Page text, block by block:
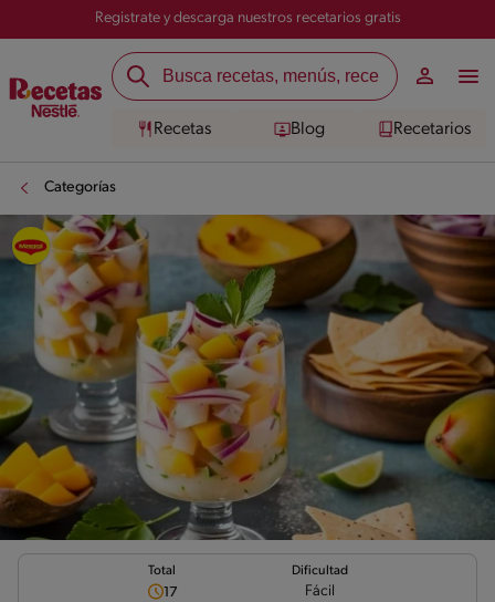
Registrate y descarga nuestros recetarios gratis
Recetas Blog Recetarios
Categorías
Total
17
Dificultad
Fácil